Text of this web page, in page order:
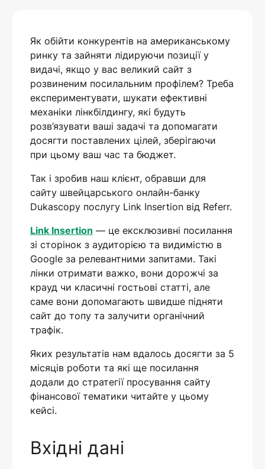
Як обійти конкурентів на американському
ринку та зайняти лідируючи позиції у
видачі, якщо у вас великий сайт з
розвиненим посилальним профілем? Треба
експериментувати, шукати ефективні
механіки лінкбілдингу, які будуть
розв’язувати ваші задачі та допомагати
досягти поставлених цілей, зберігаючи
при цьому ваш час та бюджет.
Так і зробив наш клієнт, обравши для
сайту швейцарського онлайн-банку
Dukascopy послугу Link Insertion від Referr.
Link Insertion — це ексклюзивні посилання
зі сторінок з аудиторією та видимістю в
Google за релевантними запитами. Такі
лінки отримати важко, вони дорожчі за
крауд чи класичні гостьові статті, але
саме вони допомагають швидше підняти
сайт до топу та залучити органічний
трафік.
Яких результатів нам вдалось досягти за 5
місяців роботи та які ще посилання
додали до стратегії просування сайту
фінансової тематики читайте у цьому
кейсі.
Вхідні дані